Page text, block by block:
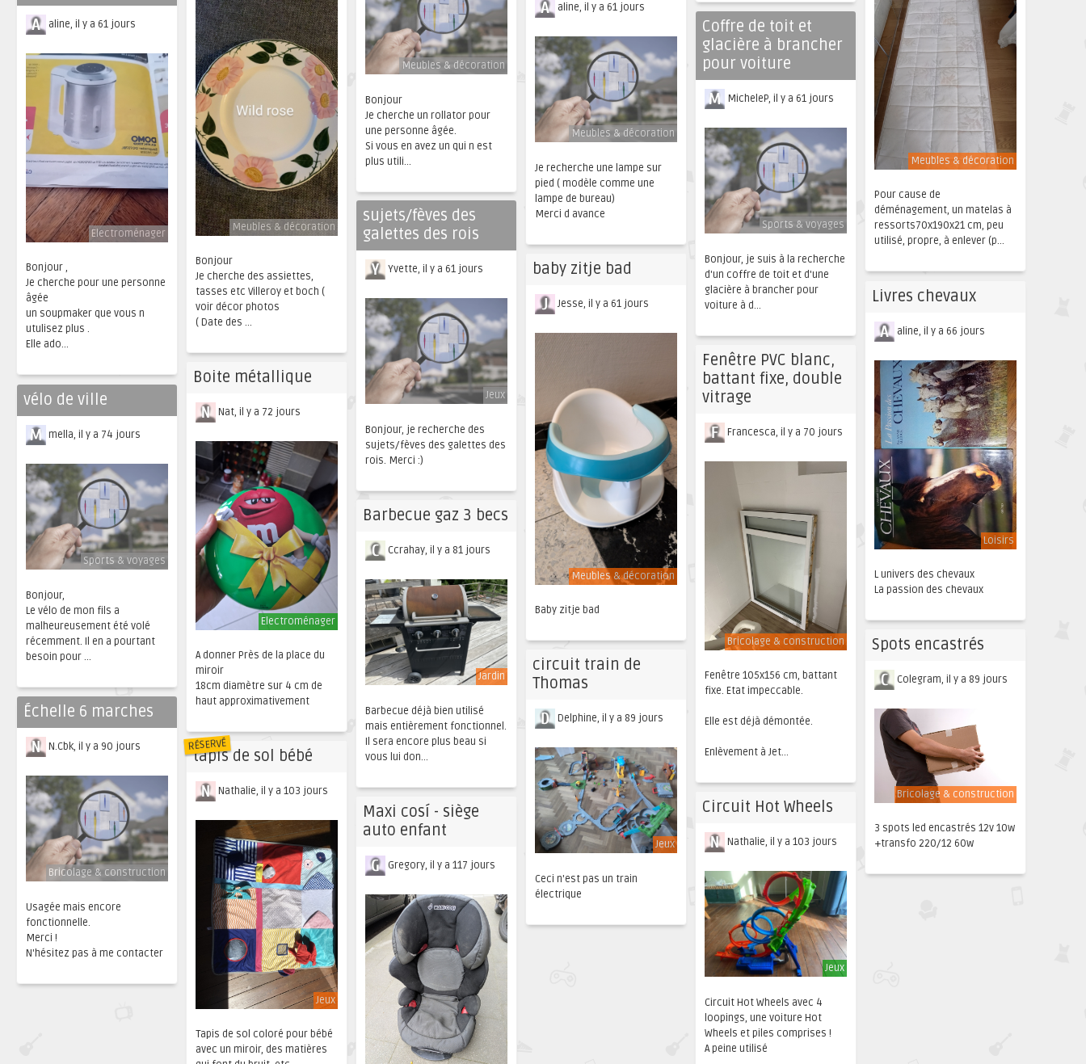
Meubles & décoration
Bonjour
Je cherche un rollator pour
une personne âgée.
Si vous en avez un qui n est
plus utili...
Meubles & décoration
Pour cause de
déménagement, un matelas à
ressorts70x190x21 cm, peu
utilisé, propre, à enlever (p...
Meubles & décoration
Bonjour
Je cherche des assiettes,
tasses etc Villeroy et boch (
voir décor photos
( Date des ...
aline, il y a 61 jours
Meubles & décoration
Je recherche une lampe sur
pied ( modèle comme une
lampe de bureau)
Merci d avance
aline, il y a 61 jours
Electroménager
Bonjour ,
Je cherche pour une personne
âgée
un soupmaker que vous n
utulisez plus .
Elle ado...
Coffre de toit et
glacière à brancher
pour voiture
MicheleP, il y a 61 jours
Sports & voyages
Bonjour, je suis à la recherche
d'un coffre de toit et d'une
glacière à brancher pour
voiture à d...
sujets/fèves des
galettes des rois
Yvette, il y a 61 jours
Jeux
Bonjour, je recherche des
sujets/fèves des galettes des
rois. Merci :)
baby zitje bad
Jesse, il y a 61 jours
Meubles & décoration
Baby zitje bad
Livres chevaux
aline, il y a 66 jours
Loisirs
L univers des chevaux
La passion des chevaux
Fenêtre PVC blanc,
battant fixe, double
vitrage
Francesca, il y a 70 jours
Bricolage & construction
Fenêtre 105x156 cm, battant
fixe. Etat impeccable.
Elle est déjà démontée.
Enlèvement à Jet...
Boite métallique
Nat, il y a 72 jours
Electroménager
A donner Près de la place du
miroir
18cm diamètre sur 4 cm de
haut approximativement
vélo de ville
mella, il y a 74 jours
Sports & voyages
Bonjour,
Le vélo de mon fils a
malheureusement été volé
récemment. Il en a pourtant
besoin pour ...
Barbecue gaz 3 becs
Ccrahay, il y a 81 jours
Jardin
Barbecue déjà bien utilisé
mais entièrement fonctionnel.
Il sera encore plus beau si
vous lui don...
Spots encastrés
Colegram, il y a 89 jours
Bricolage & construction
3 spots led encastrés 12v 10w
+transfo 220/12 60w
circuit train de
Thomas
Delphine, il y a 89 jours
Jeux
Ceci n'est pas un train
électrique
Échelle 6 marches
N.Cbk, il y a 90 jours
Bricolage & construction
Usagée mais encore
fonctionnelle.
Merci !
N'hésitez pas à me contacter
tapis de sol bébé
Nathalie, il y a 103 jours
Jeux
Tapis de sol coloré pour bébé
avec un miroir, des matières
RÉSERVÉ
Circuit Hot Wheels
Nathalie, il y a 103 jours
Jeux
Circuit Hot Wheels avec 4
loopings, une voiture Hot
Wheels et piles comprises !
A peine utilisé
Maxi cosí - siège
auto enfant
Gregory, il y a 117 jours